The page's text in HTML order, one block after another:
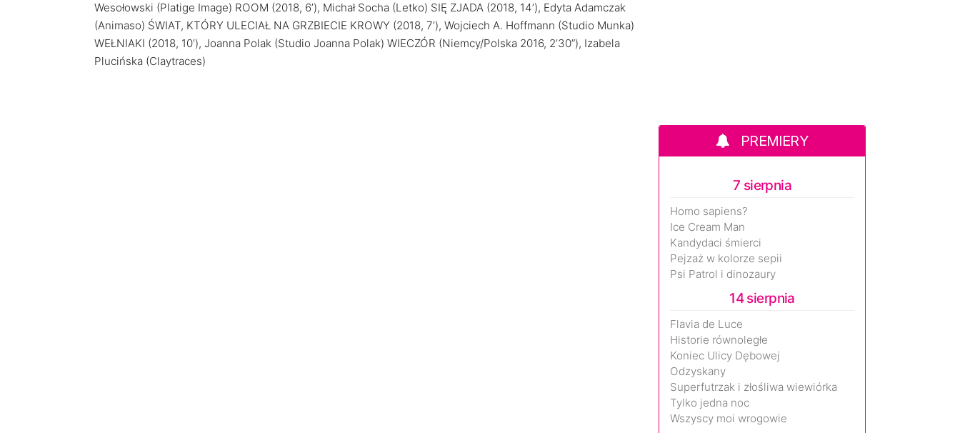
Wesołowski (Platige Image) ROOM (2018, 6’), Michał Socha (Letko) SIĘ ZJADA (2018, 14’), Edyta Adamczak
(Animaso) ŚWIAT, KTÓRY ULECIAŁ NA GRZBIECIE KROWY (2018, 7’), Wojciech A. Hoffmann (Studio Munka)
WEŁNIAKI (2018, 10’), Joanna Polak (Studio Joanna Polak) WIECZÓR (Niemcy/Polska 2016, 2’30”), Izabela
Plucińska (Claytraces)
PREMIERY
7 sierpnia
Homo sapiens?
Ice Cream Man
Kandydaci śmierci
Pejzaż w kolorze sepii
Psi Patrol i dinozaury
14 sierpnia
Flavia de Luce
Historie równoległe
Koniec Ulicy Dębowej
Odzyskany
Superfutrzak i złośliwa wiewiórka
Tylko jedna noc
Wszyscy moi wrogowie